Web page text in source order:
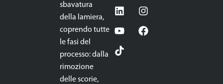
sbavatura
della lamiera,
coprendo tutte
le fasi del
processo: dalla
rimozione
delle scorie,